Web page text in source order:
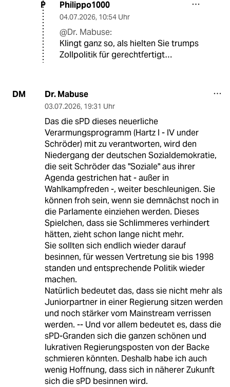
P Philippo1000
04.07.2026, 10:54 Uhr
@Dr. Mabuse:
Klingt ganz so, als hielten Sie trumps
Zollpolitik für gerechtfertigt…
DM Dr. Mabuse
03.07.2026, 19:31 Uhr
Das die sPD dieses neuerliche
Verarmungsprogramm (Hartz I - IV under
Schröder) mit zu verantworten, wird den
Niedergang der deutschen Sozialdemokratie,
die seit Schröder das "Soziale" aus ihrer
Agenda gestrichen hat - außer in
Wahlkampfreden -, weiter beschleunigen. Sie
können froh sein, wenn sie demnächst noch in
die Parlamente einziehen werden. Dieses
Spielchen, dass sie Schlimmeres verhindert
hätten, zieht schon lange nicht mehr.
Sie sollten sich endlich wieder darauf
besinnen, für wessen Vertretung sie bis 1998
standen und entsprechende Politik wieder
machen.
Natürlich bedeutet das, dass sie nicht mehr als
Juniorpartner in einer Regierung sitzen werden
und noch stärker vom Mainstream verrissen
werden. -- Und vor allem bedeutet es, dass die
sPD-Granden sich die ganzen schönen und
lukrativen Regierungsposten von der Backe
schmieren könnten. Deshalb habe ich auch
wenig Hoffnung, dass sich in näherer Zukunft
sich die sPD besinnen wird.